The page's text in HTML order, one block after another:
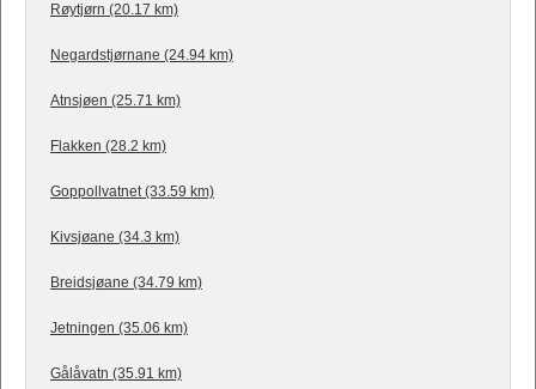
Røytjørn (20.17 km)
Negardstjørnane (24.94 km)
Atnsjøen (25.71 km)
Flakken (28.2 km)
Goppollvatnet (33.59 km)
Kivsjøane (34.3 km)
Breidsjøane (34.79 km)
Jetningen (35.06 km)
Gålåvatn (35.91 km)